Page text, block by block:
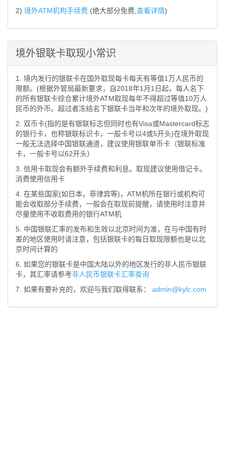
2) 境外ATM机构手续费 (绝大部分免费, 查看详情)
境外银联卡取现小常识
1. 境内发行的银联卡在国外取现每卡每天有等值1万人民币的
限额。(根据外管局最新要求，自2018年1月1日起，每人名下
的所有银联卡综合累计境外ATM取现每年不得超过等值10万人
民币的外币。超过者冻结名下银联卡当年和次年的境外取现。)
2. 双币卡(指的是有银联标志但同时也有Visa或Mastercard标志
的银行卡，也称银联标识卡，一般卡号以4或5开头)在境外取现
一般无法选择中国银联通道，建议使用银联单币卡（银联标准
卡，一般卡号以62开头）
3. 信用卡取现会有额外手续费和利息。取现建议使用借记卡。
消费使用信用卡
4. 在某些国家(如日本，菲律宾等)，ATM机所在银行或机构可
能会收取部分手续费，一般会在取现前提醒，请使用时注意并
尽量使用不收取费用的银行ATM机
5. 中国银联汇率的发布和生效以北京时间为准，在与中国有时
差的地区使用时请注意，包括银联卡的每日取现限额也是以北
京时间计算的
6. 如果您的银联卡是中国大陆以外的地区发行的非人民币银联
卡，其汇率请参考非人民币银联卡汇率查询
7. 如果有要补充的，欢迎与我们取得联系： admin@kylc.com